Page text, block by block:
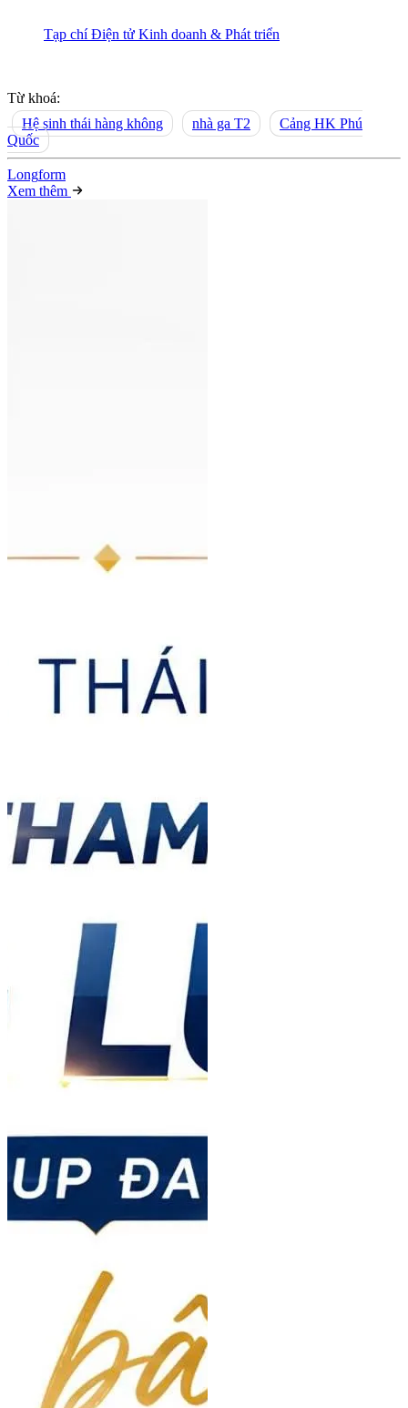
Tạp chí Điện tử Kinh doanh & Phát triển
Từ khoá:
Hệ sinh thái hàng không
nhà ga T2
Cảng HK Phú
Quốc
Longform
Xem thêm